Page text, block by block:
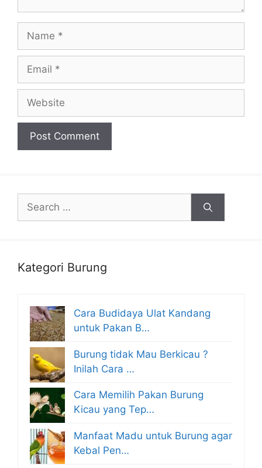
Name
Email
Website
Search
for:
Kategori Burung
Cara Budidaya Ulat Kandang
untuk Pakan B…
Burung tidak Mau Berkicau ?
Inilah Cara …
Cara Memilih Pakan Burung
Kicau yang Tep…
Manfaat Madu untuk Burung agar
Kebal Pen…